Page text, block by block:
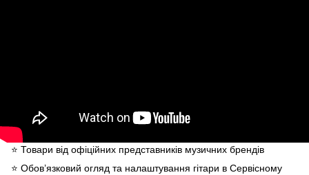
⭐️ Товари від офіційних представників музичних брендів
⭐️ Обов’язковий огляд та налаштування гітари в Сервісному